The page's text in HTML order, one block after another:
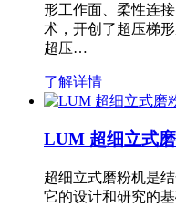
形工作面、柔性连
术，开创了超压梯
超压…
了解详情
LUM 超细立式
超细立式磨粉机是
它的设计和研究的